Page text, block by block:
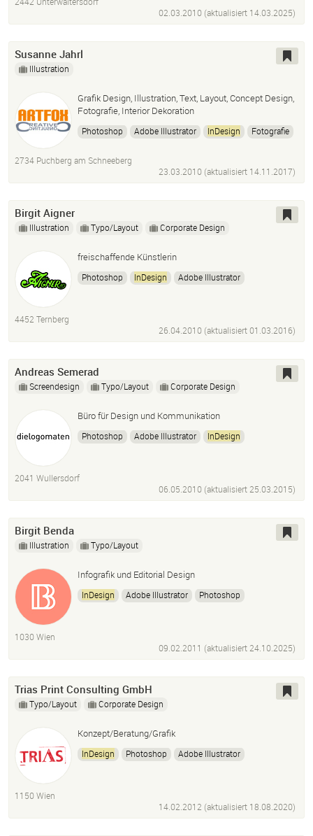
02.03.2010 (aktualisiert 14.03.2025)
Susanne Jahrl
Illustration
Grafik Design, Illustration, Text, Layout, Concept Design,
Fotografie, Interior Dekoration
Photoshop Adobe Illustrator InDesign
Fotografie
Adobe Draw
2734 Puchberg am Schneeberg
23.03.2010 (aktualisiert 14.11.2017)
Birgit Aigner
Illustration Typo/Layout Corporate Design
freischaffende Künstlerin
Photoshop InDesign
Adobe Illustrator
4452 Ternberg
26.04.2010 (aktualisiert01.03.2016)
Andreas Semerad
Screendesign Typo/Layout Corporate Design
Büro für Design und Kommunikation
Photoshop Adobe Illustrator InDesign
2041 Wullersdorf
06.05.2010 (aktualisiert25.03.2015)
Birgit Benda
Illustration Typo/Layout
Infografik und Editorial Design
InDesign Adobe Illustrator Photoshop
1030 Wien
09.02.2011 (aktualisiert24.10.2025)
Trias Print Consulting GmbH
Typo/Layout Corporate Design
Konzept/Beratung/Grafik
InDesign Photoshop
Adobe Illustrator
1150 Wien
14.02.2012 (aktualisiert 18.08.2020)